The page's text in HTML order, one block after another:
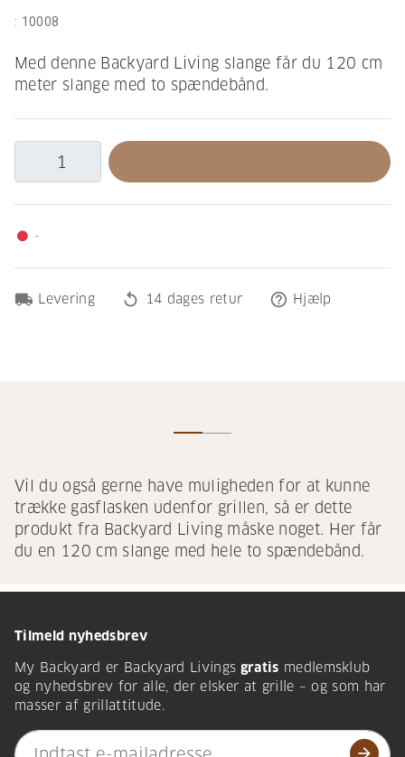
: 10008
Med denne Backyard Living slange får du 120 cm
meter slange med to spændebånd.
fiber_manual_record -
local_shipping Levering replay 14 dages retur help_outline Hjælp
Vil du også gerne have muligheden for at kunne
trække gasflasken udenfor grillen, så er dette
produkt fra Backyard Living måske noget. Her får
du en 120 cm slange med hele to spændebånd.
Tilmeld nyhedsbrev
My Backyard er Backyard Livings gratis medlemsklub
og nyhedsbrev for alle, der elsker at grille – og som har
masser af grillattitude.
arrow_forward